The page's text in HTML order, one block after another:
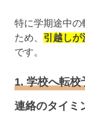
特に学期途中の
ため、 引越しが
です。
1. 学校へ転校
連絡のタイミ